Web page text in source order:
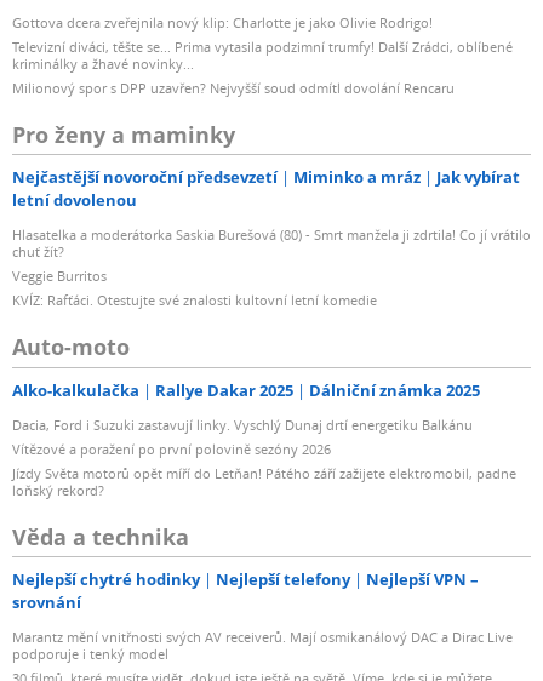
Gottova dcera zveřejnila nový klip: Charlotte je jako Olivie Rodrigo!
Televizní diváci, těšte se... Prima vytasila podzimní trumfy! Další Zrádci, oblíbené
kriminálky a žhavé novinky...
Milionový spor s DPP uzavřen? Nejvyšší soud odmítl dovolání Rencaru
Pro ženy a maminky
Nejčastější novoroční předsevzetí Miminko a mráz
Jak vybírat
letní dovolenou
Hlasatelka a moderátorka Saskia Burešová (80) - Smrt manžela ji zdrtila! Co jí vrátilo
chuť žít?
Veggie Burritos
KVÍZ: Rafťáci. Otestujte své znalosti kultovní letní komedie
Auto-moto
Alko-kalkulačka Rallye Dakar 2025 Dálniční známka 2025
Dacia, Ford i Suzuki zastavují linky. Vyschlý Dunaj drtí energetiku Balkánu
Vítězové a poražení po první polovině sezóny 2026
Jízdy Světa motorů opět míří do Letňan! Pátého září zažijete elektromobil, padne
loňský rekord?
Věda a technika
Nejlepší chytré hodinky Nejlepší telefony
Nejlepší VPN –
srovnání
Marantz mění vnitřnosti svých AV receiverů. Mají osmikanálový DAC a Dirac Live
podporuje i tenký model